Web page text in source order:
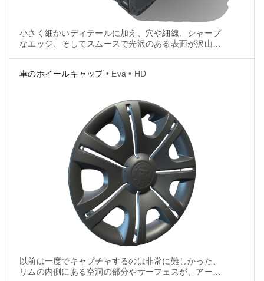
小さく細かいディテールに加え、穴や細線、シャープ
なエッジ、そしてスムースで光沢のある表面が沢山あ
なります。
車のホイールキャップ• Eva • HD
以前は一度でキャプチャするのは非常に難しかった、
リムの内側にある空洞の部分やサーフェスが、アーテ